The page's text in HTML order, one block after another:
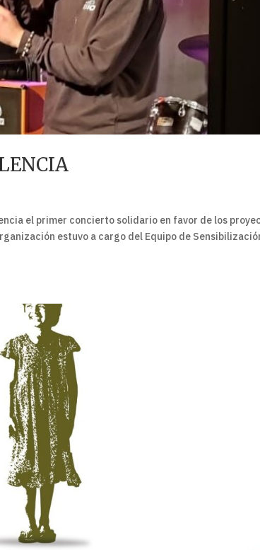
el primer concierto solidario en favor de los
estuvo a cargo del Equipo de